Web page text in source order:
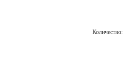
Количество: